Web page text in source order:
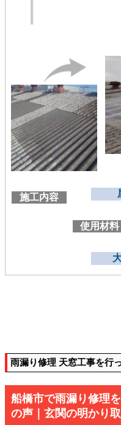
施工内容
使用材料
雨漏り修理 天窓工事を行
船橋市で雨漏り修理
の声｜玄関の明かり